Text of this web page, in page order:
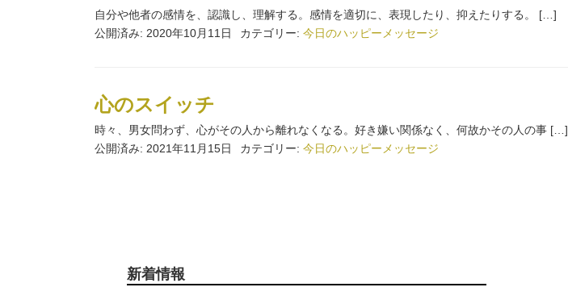
自分や他者の感情を、認識し、理解する。感情を適切に、表現したり、抑えたりする。 […]
公開済み: 2020年10月11日
カテゴリー: 今日のハッピーメッセージ
心のスイッチ
時々、男女問わず、心がその人から離れなくなる。好き嫌い関係なく、何故かその人の事 […]
公開済み: 2021年11月15日
カテゴリー: 今日のハッピーメッセージ
新着情報